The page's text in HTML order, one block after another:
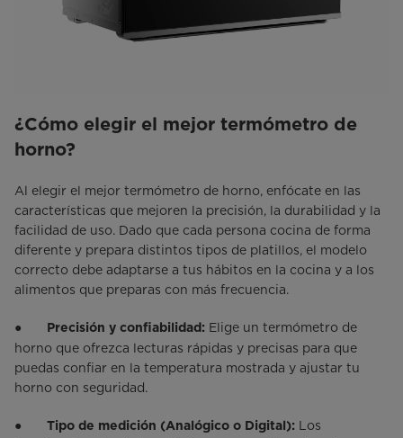
¿Cómo elegir el mejor termómetro de
horno?
Al elegir el mejor termómetro de horno, enfócate en las
características que mejoren la precisión, la durabilidad y la
facilidad de uso. Dado que cada persona cocina de forma
diferente y prepara distintos tipos de platillos, el modelo
correcto debe adaptarse a tus hábitos en la cocina y a los
alimentos que preparas con más frecuencia.
● Precisión y confiabilidad: Elige un termómetro de
horno que ofrezca lecturas rápidas y precisas para que
puedas confiar en la temperatura mostrada y ajustar tu
horno con seguridad.
● Tipo de medición (Analógico o Digital): Los